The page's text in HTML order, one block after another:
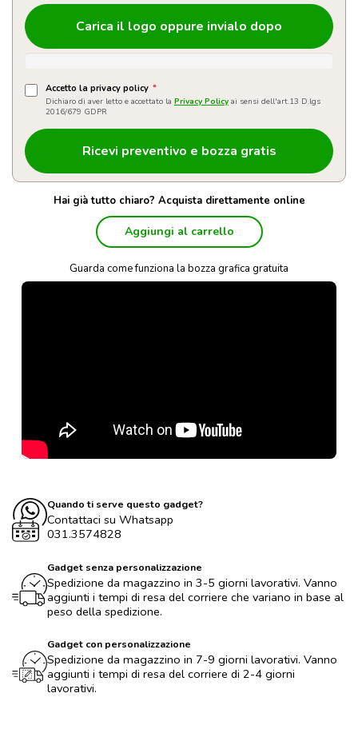
Carica il logo oppure invialo dopo
Accetto la privacy policy *
Dichiaro di aver letto e accettato la Privacy Policy ai sensi dell'art.13 D.lgs
2016/679 GDPR
Hai già tutto chiaro? Acquista direttamente online
Aggiungi al carrello
Guarda come funziona la bozza grafica gratuita
Quando ti serve questo gadget?
Contattaci su Whatsapp
031.3574828
Gadget senza personalizzazione
Spedizione da magazzino in 3-5 giorni lavorativi. Vanno
aggiunti i tempi di resa del corriere che variano in base al
peso della spedizione.
Gadget con personalizzazione
Spedizione da magazzino in 7-9 giorni lavorativi. Vanno
aggiunti i tempi di resa del corriere di 2-4 giorni
lavorativi.